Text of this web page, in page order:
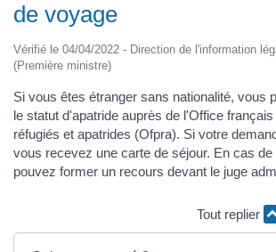
de voyage
Vérifié le 04/04/2022 - Direction de l'information
(Première ministre)
Si vous êtes étranger sans nationalité, vous
le statut d'apatride auprès de l'Office
réfugiés et apatrides (Ofpra). Si votre
vous recevez une carte de séjour. En cas
pouvez former un recours devant le juge
Tout replier